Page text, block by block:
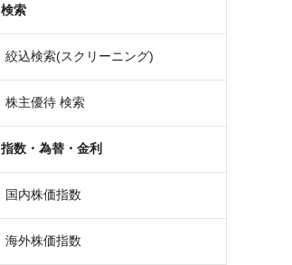
検索
絞込検索(スクリーニング)
株主優待 検索
指数・為替・金利
国内株価指数
海外株価指数